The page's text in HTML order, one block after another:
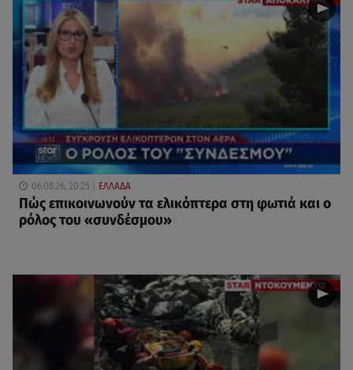
06.08.26, 20:25 ΕΛΛΑΔΑ
Πώς επικοινωνούν τα ελικόπτερα στη φωτιά και ο
ρόλος του «συνδέσμου»